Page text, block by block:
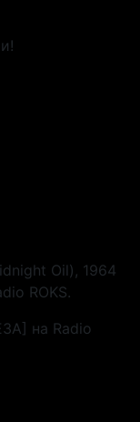
Oil), 1964
ROKS.
на Radio